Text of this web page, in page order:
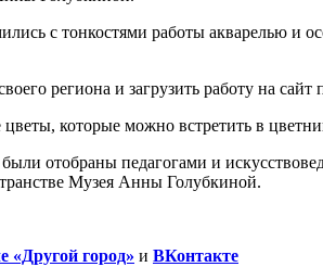
с тонкостями работы акварелью
региона и загрузить работу на
которые можно встретить в
отобраны педагогами и
Музея Анны Голубкиной.
«Другой город» и ВКонтакте